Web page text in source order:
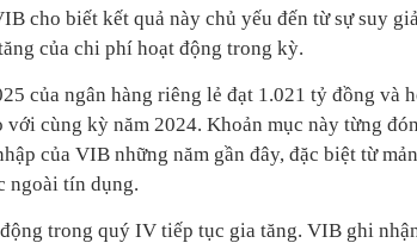
cho biết kết quả này chủ yếu đến từ sự suy
của chi phí hoạt động trong kỳ.
của ngân hàng riêng lẻ đạt 1.021 tỷ đồng và
cùng kỳ năm 2024. Khoản mục này từng
của VIB những năm gần đây, đặc biệt từ
ngoài tín dụng.
trong quý IV tiếp tục gia tăng. VIB ghi